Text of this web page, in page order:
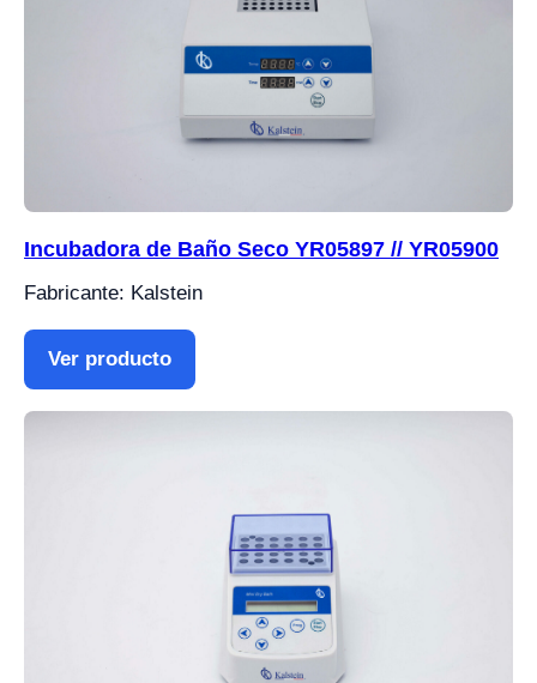
Incubadora de Baño Seco YR05897 // YR05900
Fabricante: Kalstein
Ver producto